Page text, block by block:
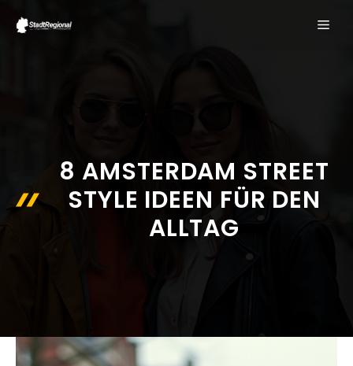
Inhalt
8 AMSTERDAM STREET
STYLE IDEEN FÜR DEN
ALLTAG